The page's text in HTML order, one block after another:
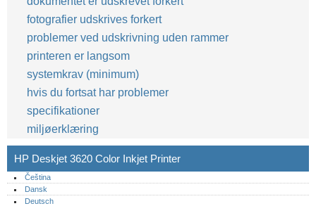
fotografier udskrives forkert
problemer ved udskrivning uden rammer
printeren er langsom
systemkrav (minimum)
hvis du fortsat har problemer
specifikationer
miljøerklæring
HP Deskjet 3620 Color Inkjet Printer
Čeština
Dansk
Deutsch